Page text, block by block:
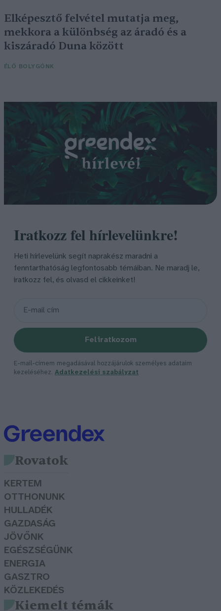
Elképesztő felvétel mutatja meg,
mekkora a különbség az áradó és a
kiszáradó Duna között
ÉLŐ BOLYGÓNK
Iratkozz fel hírlevelünkre!
Heti hírlevelünk segít naprakész maradni a
fenntarthatóság legfontosabb témáiban. Ne maradj le,
iratkozz fel, és olvasd el cikkeinket!
Feliratkozom
E-mail-címem megadásával hozzájárulok személyes adataim
kezeléséhez. Adatkezelési szabályzat
Rovatok
KERTEM
OTTHONUNK
HULLADÉK
GAZDASÁG
JÖVŐNK
EGÉSZSÉGÜNK
ENERGIA
GASZTRO
KÖZLEKEDÉS
Kiemelt témák